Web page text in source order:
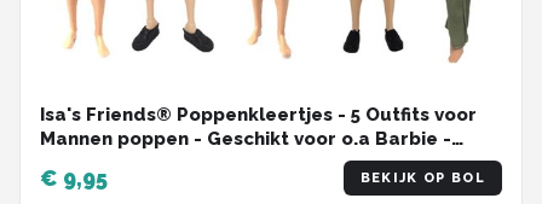
Isa's Friends® Poppenkleertjes - 5 Outfits voor
Mannen poppen - Geschikt voor o.a Barbie -
€ 9,95 BEKIJK OP BOL